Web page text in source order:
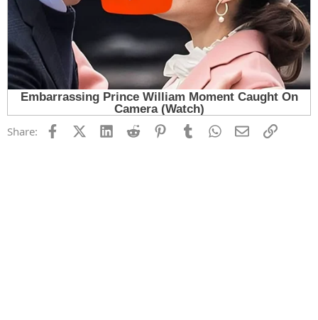
Share: FacebookX (Twitter)
LinkedInReddit PinterestTumblrWhatsApp
EmailLink